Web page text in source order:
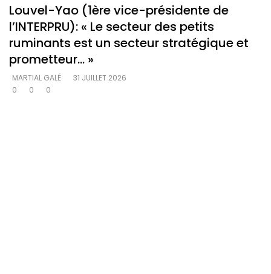
Louvel-Yao (1ère vice-présidente de
l’INTERPRU): « Le secteur des petits
ruminants est un secteur stratégique et
prometteur… »
MARTIAL GALÉ
31 JUILLET 2026
0
0 0